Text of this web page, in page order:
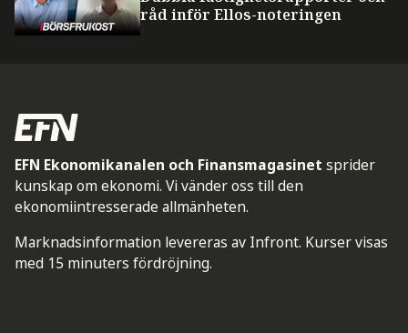
råd inför Ellos-noteringen
EFN Ekonomikanalen och Finansmagasinet sprider
kunskap om ekonomi. Vi vänder oss till den
ekonomiintresserade allmänheten.
Marknadsinformation levereras av Infront. Kurser visas
med 15 minuters fördröjning.